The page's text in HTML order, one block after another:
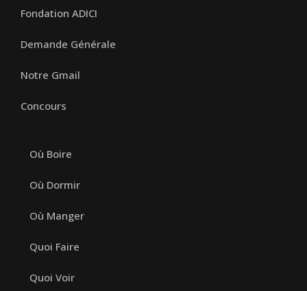
Fondation ADICI
Demande Générale
Notre Gmail
Concours
Où Boire
Où Dormir
Où Manger
Quoi Faire
Quoi Voir